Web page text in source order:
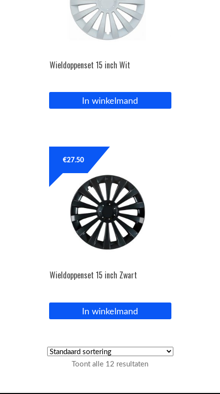
Wieldoppenset 15 inch Wit
In winkelmand
Wieldoppenset 15 inch Zwart
€27.50
In winkelmand
Toont alle 12 resultaten